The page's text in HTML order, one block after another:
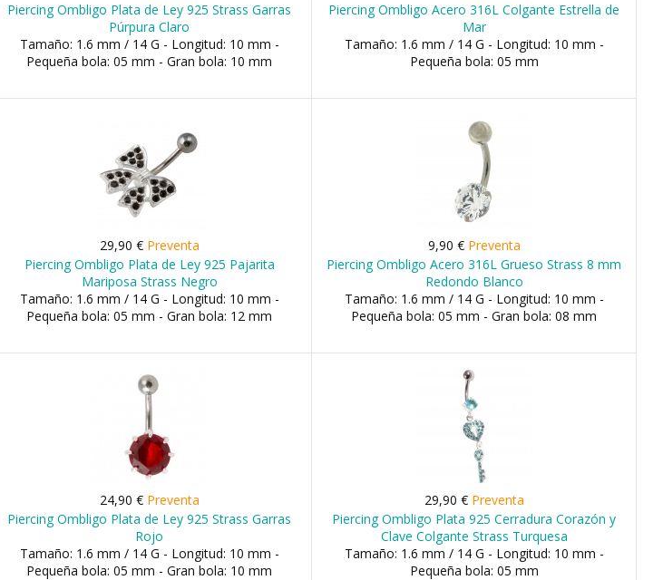
Piercing Ombligo Plata de Ley 925 Strass Garras
Púrpura Claro
Tamaño: 1.6 mm / 14 G - Longitud: 10 mm -
Pequeña bola: 05 mm - Gran bola: 10 mm
Piercing Ombligo Acero 316L Colgante Estrella de
Mar
Tamaño: 1.6 mm / 14 G - Longitud: 10 mm -
Pequeña bola: 05 mm
29,90 € Preventa
Piercing Ombligo Plata de Ley 925 Pajarita
Mariposa Strass Negro
Tamaño: 1.6 mm / 14 G - Longitud: 10 mm -
Pequeña bola: 05 mm - Gran bola: 12 mm
9,90 € Preventa
Piercing Ombligo Acero 316L Grueso Strass 8 mm
Redondo Blanco
Tamaño: 1.6 mm / 14 G - Longitud: 10 mm -
Pequeña bola: 05 mm - Gran bola: 08 mm
24,90 € Preventa
Piercing Ombligo Plata de Ley 925 Strass Garras
Rojo
Tamaño: 1.6 mm / 14 G - Longitud: 10 mm -
Pequeña bola: 05 mm - Gran bola: 10 mm
29,90 € Preventa
Piercing Ombligo Plata 925 Cerradura Corazón y
Clave Colgante Strass Turquesa
Tamaño: 1.6 mm / 14 G - Longitud: 10 mm -
Pequeña bola: 05 mm